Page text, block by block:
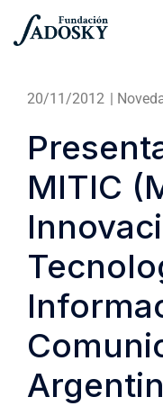
20/11/2012 |
MITIC